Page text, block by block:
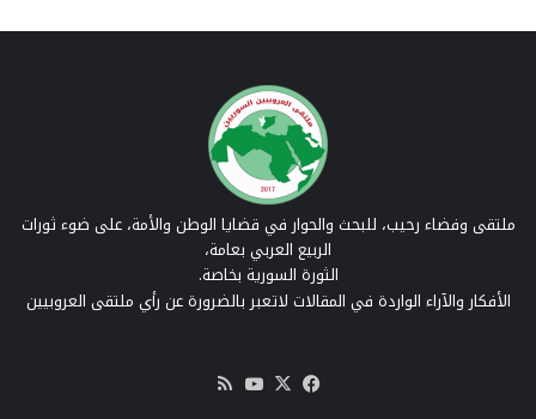
ملتقى وفضاء رحيب، للبحث والحوار في قضايا الوطن والأمة، على ضوء ثورات
الربيع العربي بعامة،
الثورة السورية بخاصة.
الأفكار والآراء الواردة في المقالات لاتعبر بالضرورة عن رأي ملتقى العروبيين
فيسبوك
‫X
‫YouTube